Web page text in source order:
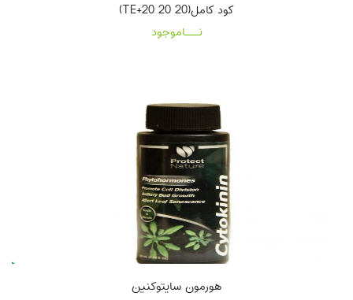
کود کامل(20 20 20+TE)
نـــاموجود
هورمون سایتوکنین